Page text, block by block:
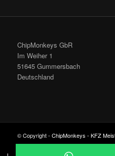
ChipMonkeys GbR
Im Weiher 1
51645 Gummersbach
Deutschland
© Copyright - ChipMonkeys - KFZ
Cleaning-Enfold Theme by Kriesi